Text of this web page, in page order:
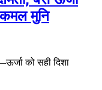
कमल मुनि
को सही दिशा